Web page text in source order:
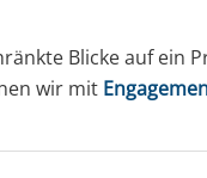
Blicke auf ein
wir mit